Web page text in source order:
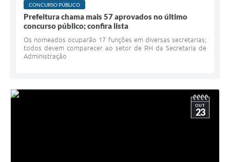
CONCURSO PÚBLICO
Prefeitura chama mais 57 aprovados no último
concurso público; confira lista
Os nomeados ocuparão 17 funções em diversas secretarias;
todos devem comparecer ao setor de RH da Secretaria de
Administração
OUT
23